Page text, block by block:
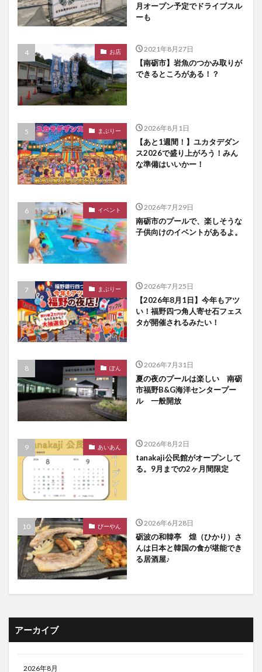
月オープン予定でドライブスル
ーも
お店 2021年8月27日
【南砺市】岩魚のつかみ取りが
できるところがある！？
まぶりー 2026年8月1日
【あと1週間！】ユカタデダン
ス2026で盛り上がろう！みん
な準備はいいかー！
イベント 2026年7月29日
南砺市のプールで、楽しそうな
子供向けのイベントがあるよ。
まぶりー 2026年7月25日
【2026年8月1日】今年もアツ
い！福野四つ角人寄せ石フェス
タが開催されるみたい！
ぽん 2026年7月31日
夏の夜のプールは楽しい 南砺
市福野B&G海洋センタープー
ル 一般開放
あいあん 2026年8月2日
tanakaji公民館がオープンして
る。9月までの2ヶ月間限定
びーやん 2026年6月28日
砺波の和韓亭 煌（ひかり）さ
んは日本と韓国の食が堪能でき
る居酒屋♪
アーカイブ
2026年8月